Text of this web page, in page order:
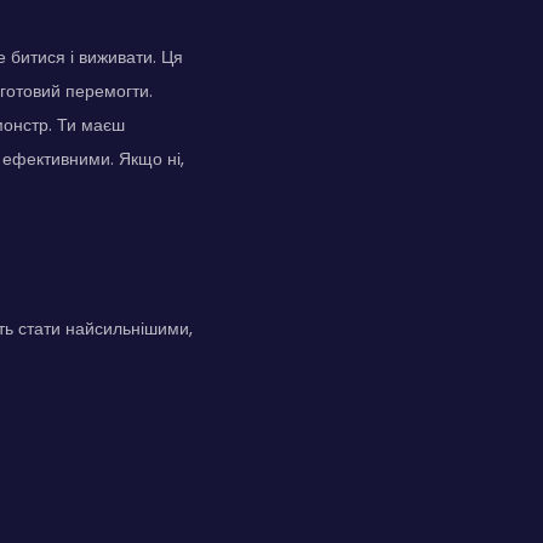
і виживати. Ця
перемогти.
Ти маєш
Якщо ні,
стати найсильнішими,